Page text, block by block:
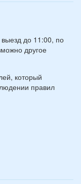
до 11:00, по
другое
который
правил